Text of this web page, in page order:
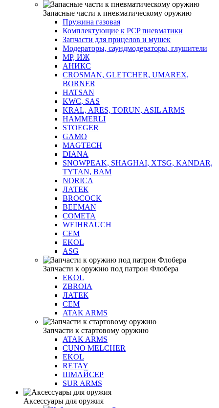
Запасные части к пневматическому оружию
Пружина газовая
Комплектующие к PCP пневматики
Запчасти для прицелов и мушек
Модераторы, саундмодераторы, глушители
МР, ИЖ
АНИКС
CROSMAN, GLETCHER, UMAREX,
BORNER
HATSAN
KWC, SAS
KRAL, ARES, TORUN, ASIL ARMS
HAMMERLI
STOEGER
GAMO
MAGTECH
DIANA
SNOWPEAK, SHAGHAI, XTSG, KANDAR,
TYTAN, BAM
NORICA
ЛАТЕК
BROCOCK
BEEMAN
COMETA
WEIHRAUCH
СЕМ
EKOL
ASG
Запчасти к оружию под патрон Флобера
EKOL
ZBROIA
ЛАТЕК
СЕМ
ATAK ARMS
Запчасти к стартовому оружию
ATAK ARMS
CUNO MELCHER
EKOL
RETAY
ШМАЙСЕР
SUR ARMS
Аксессуары для оружия